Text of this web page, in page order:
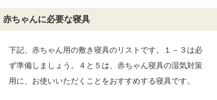
赤ちゃんに必要な寝具
下記、赤ちゃん用の敷き寝具のリストです。１－３は必
ず準備しましょう。４と５は、赤ちゃん寝具の湿気対策
用に、お使いいただくことをおすすめする寝具です。